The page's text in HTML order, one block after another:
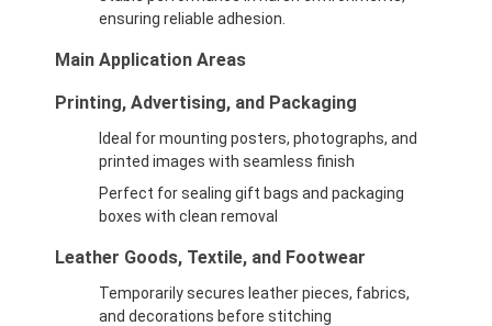
Excursão da fábrica
Controle da qualidade
Contacte-nos
Fita adesiva da isolação
Fita da isolação de pano de vidro
Fita resistente ao calor da isolação
ensuring reliable adhesion.
Main Application Areas
Printing, Advertising, and Packaging
Ideal for mounting posters, photographs, and
printed images with seamless finish
Perfect for sealing gift bags and packaging
boxes with clean removal
Leather Goods, Textile, and Footwear
Temporarily secures leather pieces, fabrics,
and decorations before stitching